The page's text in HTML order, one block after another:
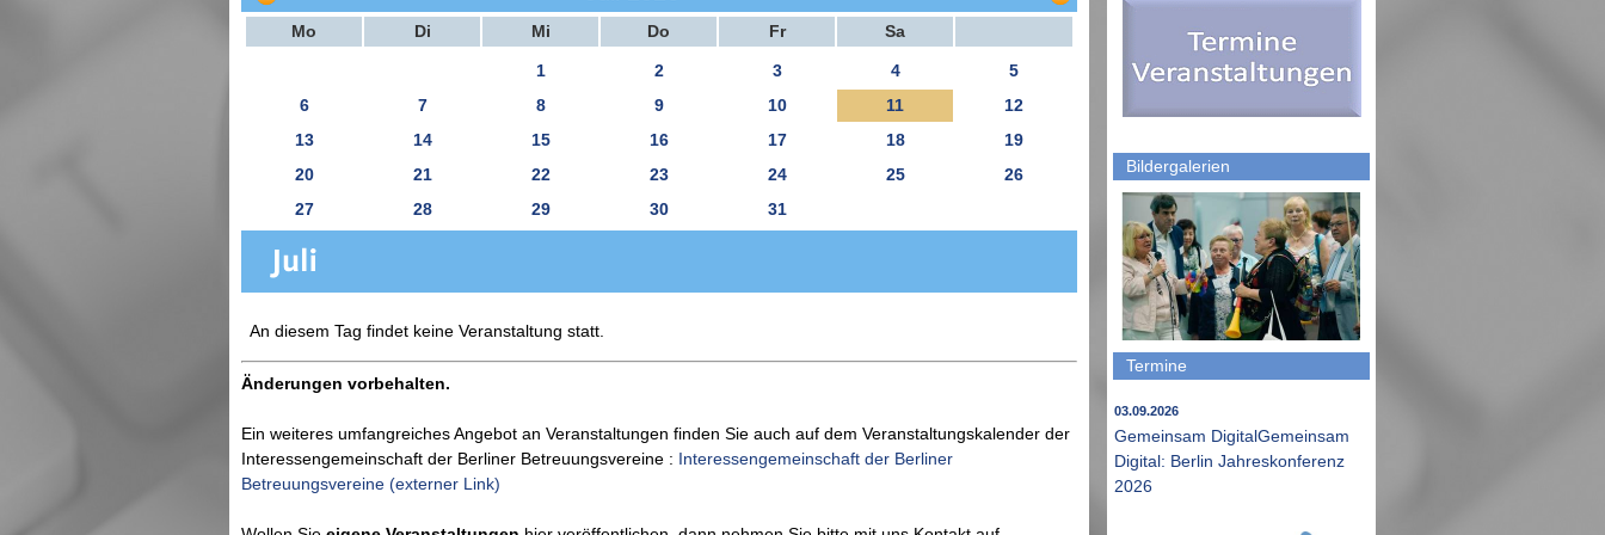
Mo Di Mi Do Fr Sa
1 2 3 4
5
6
7 8 9 10 11
12
13
14 15 16 17 18
19
20
21 22 23 24 25
26
27
28 29 30 31
An diesem Tag findet keine Veranstaltung statt.
Änderungen vorbehalten.
Ein weiteres umfangreiches Angebot an Veranstaltungen finden Sie auch auf dem Veranstaltungskalender der
Interessengemeinschaft der Berliner Betreuungsvereine : Interessengemeinschaft der Berliner
Betreuungsvereine (externer Link)
Bildergalerien
Termine
03.09.2026
Gemeinsam DigitalGemeinsam
Digital: Berlin Jahreskonferenz
2026